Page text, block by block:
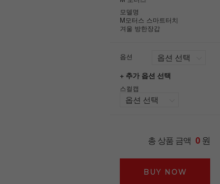
모델명
M모터스 스마트터치
겨울 방한장갑
옵션
+ 추가 옵션 선택
스컬캡
총 상품 금액 0원
BUY NOW